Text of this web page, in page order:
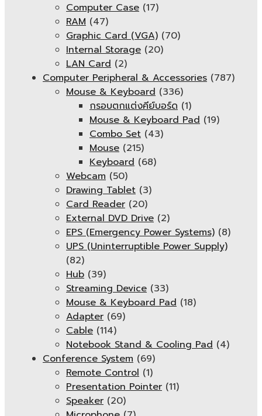
Computer Case (17)
RAM (47)
Graphic Card (VGA) (70)
Internal Storage (20)
LAN Card (2)
Computer Peripheral & Accessories (787)
Mouse & Keyboard (336)
กรอบตกแต่งคีย์บอร์ด (1)
Mouse & Keyboard Pad (19)
Combo Set (43)
Mouse (215)
Keyboard (68)
Webcam (50)
Drawing Tablet (3)
Card Reader (20)
External DVD Drive (2)
EPS (Emergency Power Systems) (8)
UPS (Uninterruptible Power Supply)
(82)
Hub (39)
Streaming Device (33)
Mouse & Keyboard Pad (18)
Adapter (69)
Cable (114)
Notebook Stand & Cooling Pad (4)
Conference System (69)
Remote Control (1)
Presentation Pointer (11)
Speaker (20)